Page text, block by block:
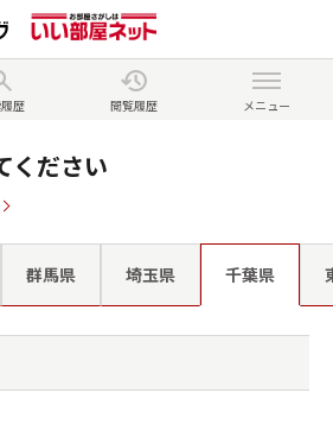
歴 閲覧履歴 メニュー
ください
群馬県 埼玉県 千葉県